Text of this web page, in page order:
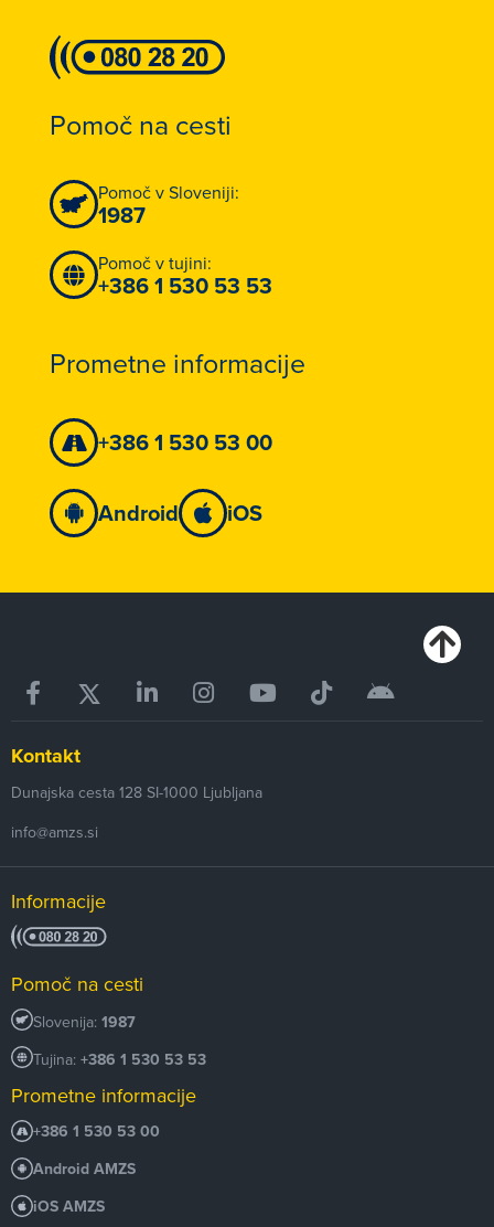
Pomoč na cesti
Pomoč v Sloveniji:
1987
Pomoč v tujini:
+386 1 530 53 53
Prometne informacije
+386 1 530 53 00
Android iOS
Kontakt
Dunajska cesta 128 SI-1000 Ljubljana
info@amzs.si
Informacije
Pomoč na cesti
Slovenija: 1987
Tujina: +386 1 530 53 53
Prometne informacije
+386 1 530 53 00
Android AMZS
iOS AMZS